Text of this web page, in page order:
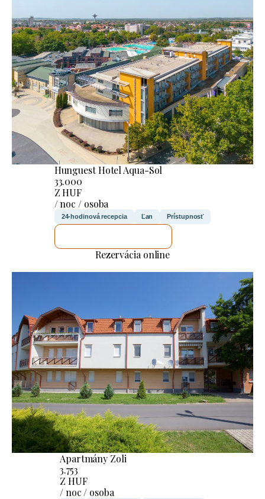
Hunguest Hotel Aqua-Sol
33.000
Z HUF
/ noc / osoba
24-hodinová recepcia Ľan Prístupnosť
Rezervácia online
Apartmány Zoli
3.753
Z HUF
/ noc / osoba